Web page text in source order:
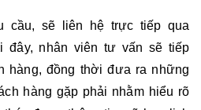
cầu, sẽ liên hệ trực tiếp qua
đây, nhân viên tư vấn sẽ tiếp
hàng, đồng thời đưa ra những
hàng gặp phải nhằm hiểu rõ